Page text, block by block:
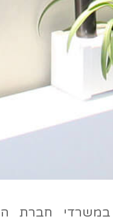
במשרדי חברת